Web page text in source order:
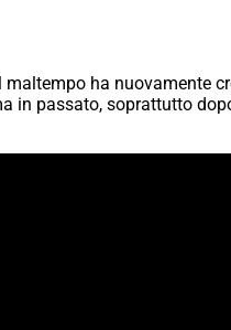
ha nuovamente
in passato, soprattutto